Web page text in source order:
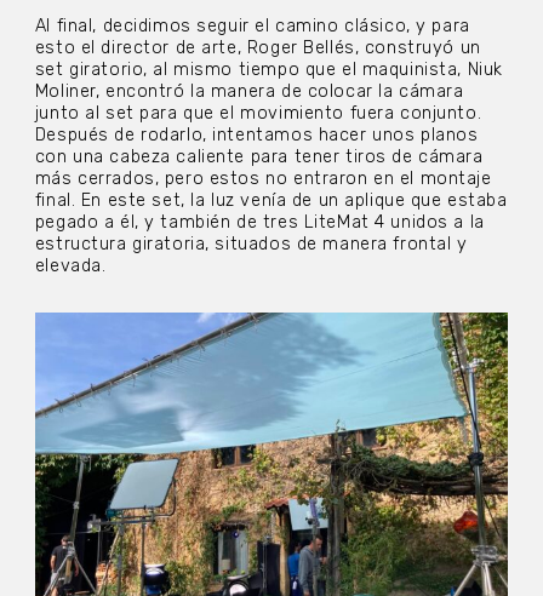
Al final, decidimos seguir el camino clásico, y para
esto el director de arte, Roger Bellés, construyó un
set giratorio, al mismo tiempo que el maquinista, Niuk
Moliner, encontró la manera de colocar la cámara
junto al set para que el movimiento fuera conjunto.
Después de rodarlo, intentamos hacer unos planos
con una cabeza caliente para tener tiros de cámara
más cerrados, pero estos no entraron en el montaje
final. En este set, la luz venía de un aplique que estaba
pegado a él, y también de tres LiteMat 4 unidos a la
estructura giratoria, situados de manera frontal y
elevada.